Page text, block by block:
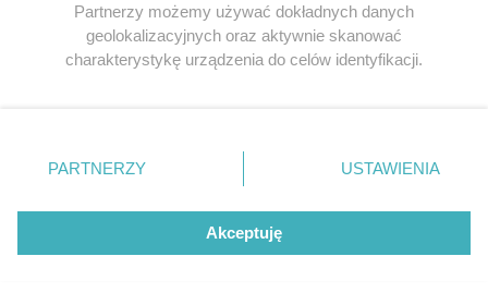
Imperium Rzymskie
Majowie
Aztekowie
Krzysztof Kolumb
sanacja Wikingowie
ZOBACZ RÓWNIEŻ
Partnerzy możemy używać dokładnych danych
geolokalizacyjnych oraz aktywnie skanować
charakterystykę urządzenia do celów identyfikacji.
zmienić/wycofać klikając przycisk ustawień prywatności
znajdujący się w lewym dolnym rogu strony
. Niektóre
użytkownika, ale masz prawo sprzeciwić się takiemu
przetwarzaniu. Preferencje będą miały zastosowania tylko
PARTNERZY USTAWIENIA
Akceptuję